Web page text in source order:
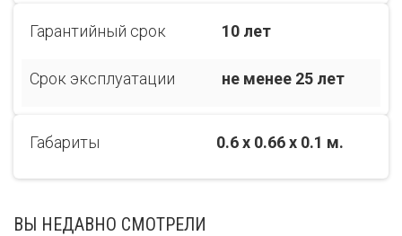
Гарантийный срок 10 лет
Срок эксплуатации не менее 25 лет
Габариты 0.6 x 0.66 x 0.1 м.
ВЫ НЕДАВНО СМОТРЕЛИ